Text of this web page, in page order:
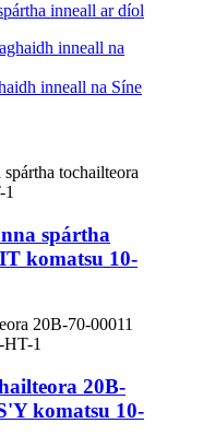
inneall ar díol
inneall na Síne
spártha
komatsu 10-
20B-
komatsu 10-